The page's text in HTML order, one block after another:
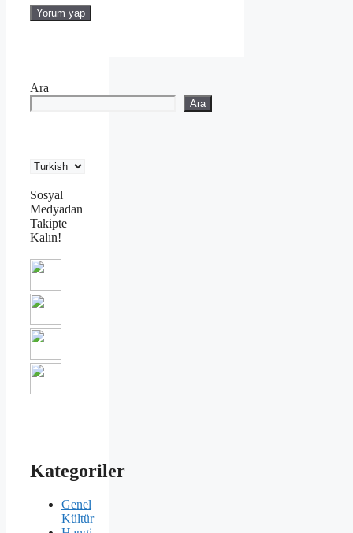
Ara
Ara
Sosyal
Medyadan
Takipte
Kalın!
Kategoriler
Genel
Kültür